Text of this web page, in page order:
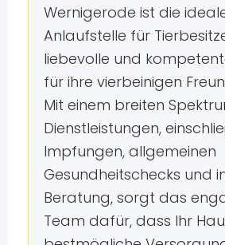
Wernigerode ist die
Anlaufstelle für
liebevolle und
für ihre vierbeinigen
Mit einem breiten
Dienstleistungen,
Impfungen, allgemeinen
Gesundheitschecks und
Beratung, sorgt das
Team dafür, dass Ihr